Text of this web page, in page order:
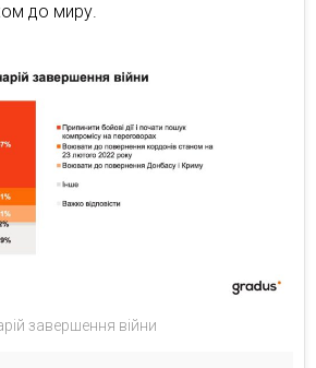
до миру.
завершення війни